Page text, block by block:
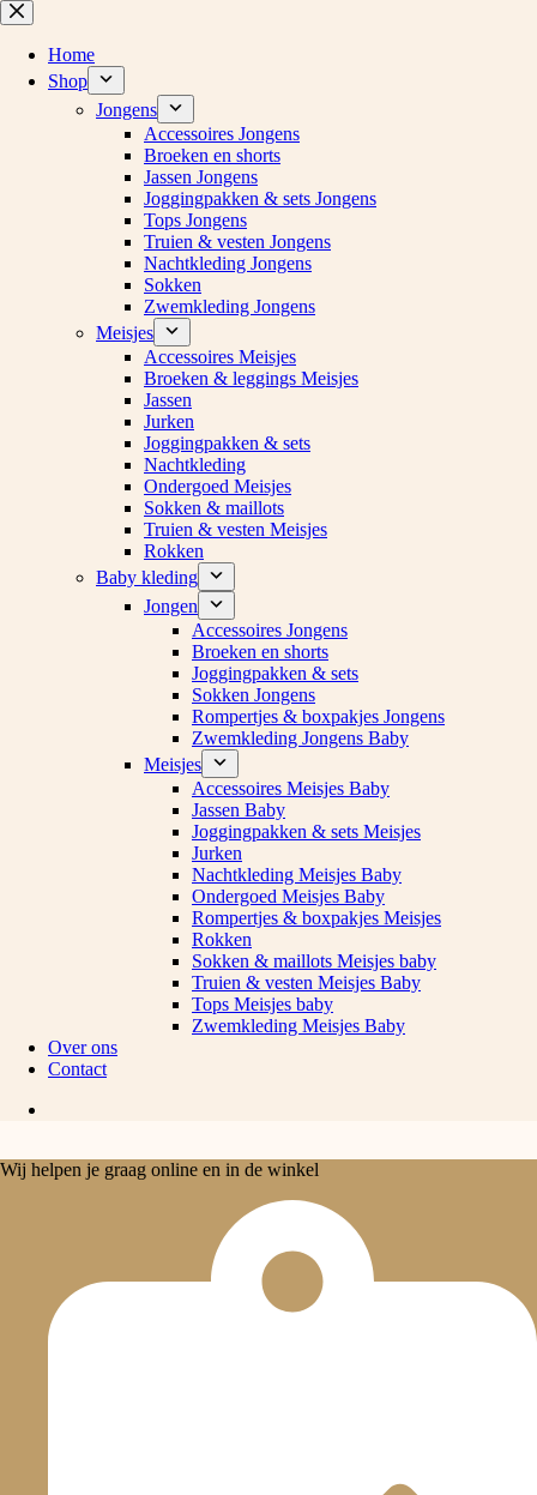
Ga
naar
inhoud
Home
Shop
Jongens
Accessoires Jongens
Broeken en shorts
Jassen Jongens
Joggingpakken & sets Jongens
Tops Jongens
Truien & vesten Jongens
Nachtkleding Jongens
Sokken
Zwemkleding Jongens
Meisjes
Accessoires Meisjes
Broeken & leggings Meisjes
Jassen
Jurken
Joggingpakken & sets
Nachtkleding
Ondergoed Meisjes
Sokken & maillots
Truien & vesten Meisjes
Rokken
Baby kleding
Jongen
Accessoires Jongens
Broeken en shorts
Joggingpakken & sets
Sokken Jongens
Rompertjes & boxpakjes Jongens
Zwemkleding Jongens Baby
Meisjes
Accessoires Meisjes Baby
Jassen Baby
Joggingpakken & sets Meisjes
Jurken
Nachtkleding Meisjes Baby
Ondergoed Meisjes Baby
Rompertjes & boxpakjes Meisjes
Rokken
Sokken & maillots Meisjes baby
Truien & vesten Meisjes Baby
Tops Meisjes baby
Zwemkleding Meisjes Baby
Over ons
Contact
Wij helpen je graag online en in de winkel